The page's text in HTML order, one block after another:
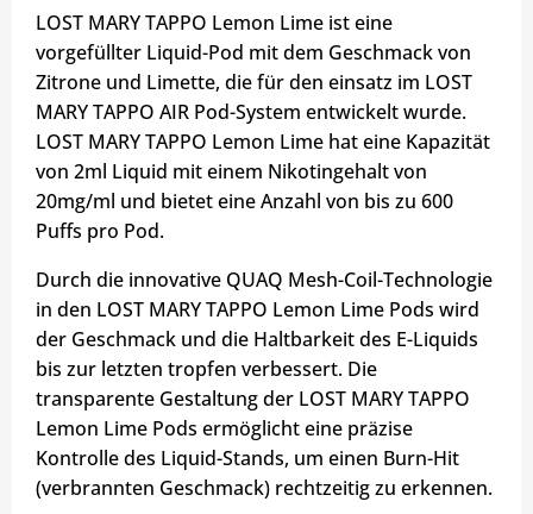
LOST MARY TAPPO Lemon Lime ist eine
vorgefüllter Liquid-Pod mit dem Geschmack von
Zitrone und Limette, die für den einsatz im LOST
MARY TAPPO AIR Pod-System entwickelt wurde.
LOST MARY TAPPO Lemon Lime hat eine Kapazität
von 2ml Liquid mit einem Nikotingehalt von
20mg/ml und bietet eine Anzahl von bis zu 600
Puffs pro Pod.
Durch die innovative QUAQ Mesh-Coil-Technologie
in den LOST MARY TAPPO Lemon Lime Pods wird
der Geschmack und die Haltbarkeit des E-Liquids
bis zur letzten tropfen verbessert. Die
transparente Gestaltung der LOST MARY TAPPO
Lemon Lime Pods ermöglicht eine präzise
Kontrolle des Liquid-Stands, um einen Burn-Hit
(verbrannten Geschmack) rechtzeitig zu erkennen.